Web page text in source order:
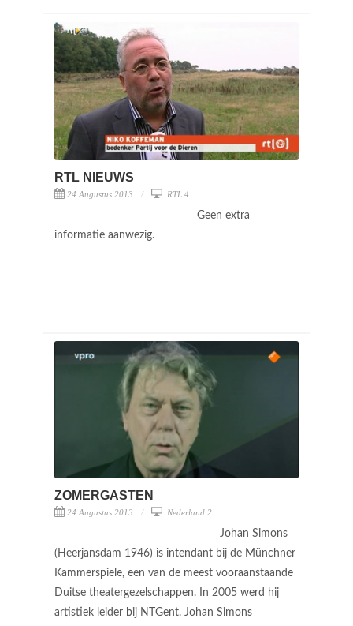
RTL NIEUWS
24 Augustus 2013 RTL 4
Geen extra
informatie aanwezig.
ZOMERGASTEN
24 Augustus 2013 Nederland 2
Johan Simons
(Heerjansdam 1946) is intendant bij de Münchner
Kammerspiele, een van de meest vooraanstaande
Duitse theatergezelschappen. In 2005 werd hij
artistiek leider bij NTGent. Johan Simons